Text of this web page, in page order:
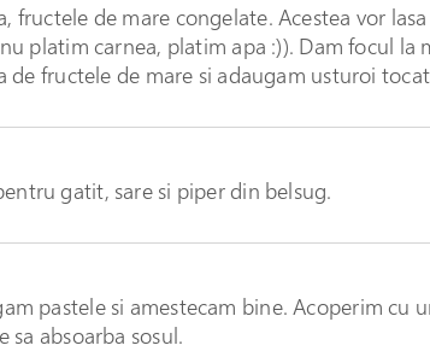
fructele de mare congelate. Acestea vor
platim carnea, platim apa :)). Dam focul la
de fructele de mare si adaugam usturoi
gatit, sare si piper din belsug.
pastele si amestecam bine. Acoperim cu
sa absoarba sosul.